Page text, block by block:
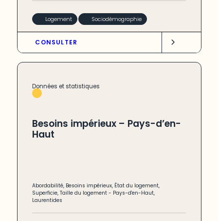
Logement Sociodémographie
CONSULTER
Données et statistiques
Besoins impérieux – Pays-d’en-
Haut
Abordabilité, Besoins impérieux, État du logement,
Superficie,Taille du logement - Pays-d'en-Haut,
Laurentides